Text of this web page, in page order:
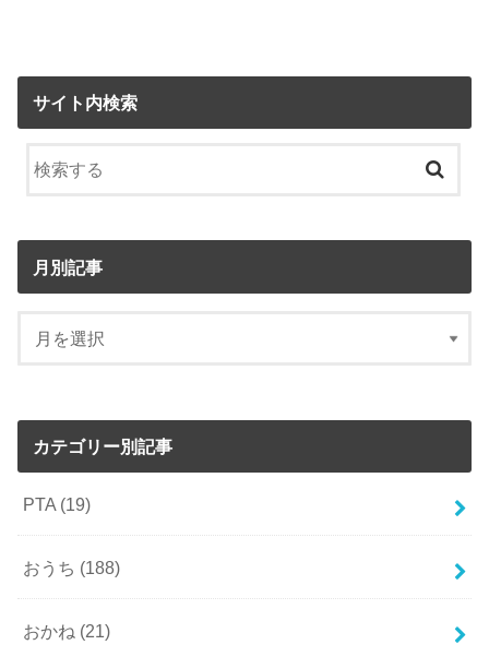
サイト内検索
月別記事
カテゴリー別記事
PTA (19)
おうち (188)
おかね (21)